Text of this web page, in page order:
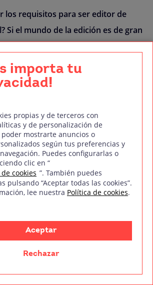
los requisitos para ser editor de
Si el mundo de la edición es de gran
casi todo en el
importa tu
propias y de terceros con
y de personalización de
mostrarte anuncios o
según tus preferencias y
Puedes configurarlas o
clic en “
cookies ”. También puedes
pulsando “Aceptar todas las cookies”.
lee nuestra Política de cookies.
Aceptar
Rechazar